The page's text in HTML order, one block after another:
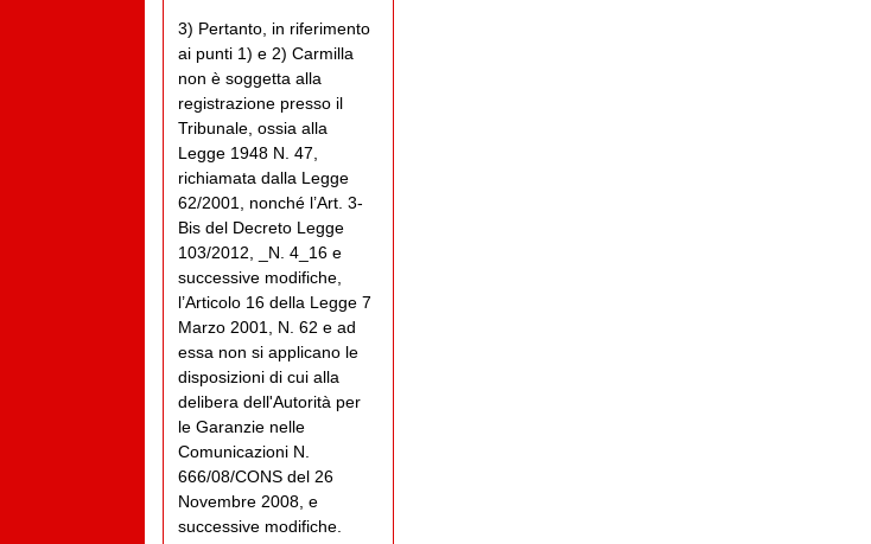
3) Pertanto, in riferimento
ai punti 1) e 2) Carmilla
non è soggetta alla
registrazione presso il
Tribunale, ossia alla
Legge 1948 N. 47,
richiamata dalla Legge
62/2001, nonché l’Art. 3-
Bis del Decreto Legge
103/2012, _N. 4_16 e
successive modifiche,
l’Articolo 16 della Legge 7
Marzo 2001, N. 62 e ad
essa non si applicano le
disposizioni di cui alla
delibera dell'Autorità per
le Garanzie nelle
Comunicazioni N.
666/08/CONS del 26
Novembre 2008, e
successive modifiche.